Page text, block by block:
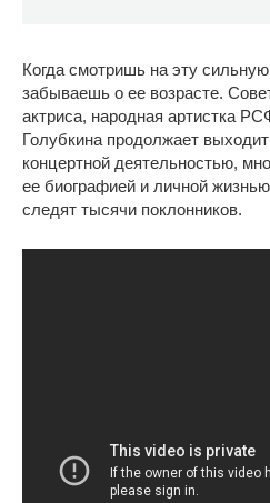
Когда смотришь на эту
забываешь о ее возрасте.
актриса, народная артистка
Голубкина продолжает
концертной деятельностью,
ее биографией и личной
следят тысячи поклонников.